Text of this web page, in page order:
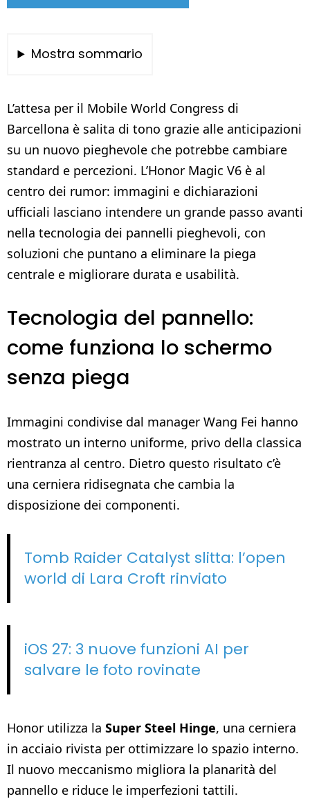
Mostra sommario
L’attesa per il Mobile World Congress di
Barcellona è salita di tono grazie alle anticipazioni
su un nuovo pieghevole che potrebbe cambiare
standard e percezioni. L’Honor Magic V6 è al
centro dei rumor: immagini e dichiarazioni
ufficiali lasciano intendere un grande passo avanti
nella tecnologia dei pannelli pieghevoli, con
soluzioni che puntano a eliminare la piega
centrale e migliorare durata e usabilità.
Tecnologia del pannello:
come funziona lo schermo
senza piega
Immagini condivise dal manager Wang Fei hanno
mostrato un interno uniforme, privo della classica
rientranza al centro. Dietro questo risultato c’è
una cerniera ridisegnata che cambia la
disposizione dei componenti.
Tomb Raider Catalyst slitta: l’open
world di Lara Croft rinviato
iOS 27: 3 nuove funzioni AI per
salvare le foto rovinate
Honor utilizza la Super Steel Hinge, una cerniera
in acciaio rivista per ottimizzare lo spazio interno.
Il nuovo meccanismo migliora la planarità del
pannello e riduce le imperfezioni tattili.